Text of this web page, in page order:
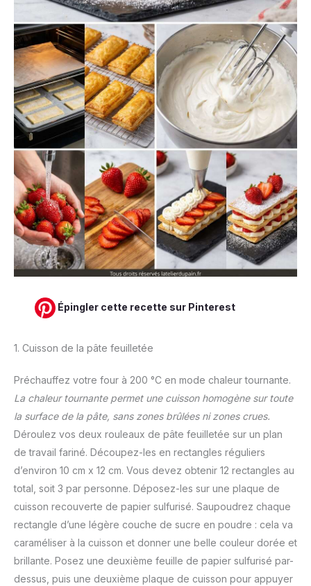
Épingler cette recette sur Pinterest
1. Cuisson de la pâte feuilletée
Préchauffez votre four à 200 °C en mode chaleur tournante.
La chaleur tournante permet une cuisson homogène sur toute
la surface de la pâte, sans zones brûlées ni zones crues.
Déroulez vos deux rouleaux de pâte feuilletée sur un plan
de travail fariné. Découpez-les en rectangles réguliers
d’environ 10 cm x 12 cm. Vous devez obtenir 12 rectangles au
total, soit 3 par personne. Déposez-les sur une plaque de
cuisson recouverte de papier sulfurisé. Saupoudrez chaque
rectangle d’une légère couche de sucre en poudre : cela va
caraméliser à la cuisson et donner une belle couleur dorée et
brillante. Posez une deuxième feuille de papier sulfurisé par-
dessus, puis une deuxième plaque de cuisson pour appuyer